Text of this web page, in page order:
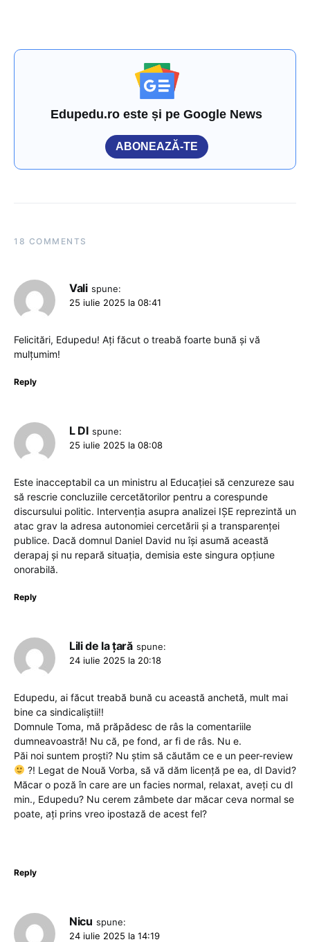
Edupedu.ro este și pe Google News
ABONEAZĂ-TE
18 COMMENTS
Vali spune:
25 iulie 2025 la 08:41
Felicitări, Edupedu! Ați făcut o treabă foarte bună și vă
mulțumim!
Reply
L DI spune:
25 iulie 2025 la 08:08
Este inacceptabil ca un ministru al Educației să cenzureze sau
să rescrie concluziile cercetătorilor pentru a corespunde
discursului politic. Intervenția asupra analizei IȘE reprezintă un
atac grav la adresa autonomiei cercetării și a transparenței
publice. Dacă domnul Daniel David nu își asumă această
derapaj și nu repară situația, demisia este singura opțiune
onorabilă.
Reply
Lili de la țară spune:
24 iulie 2025 la 20:18
Edupedu, ai făcut treabă bună cu această anchetă, mult mai
bine ca sindicaliștii!!
Domnule Toma, mă prăpădesc de râs la comentariile
dumneavoastră! Nu că, pe fond, ar fi de râs. Nu e.
Păi noi suntem proști? Nu știm să căutăm ce e un peer-review
?! Legat de Nouă Vorba, să vă dăm licență pe ea, dl David?
Măcar o poză în care are un facies normal, relaxat, aveți cu dl
min., Edupedu? Nu cerem zâmbete dar măcar ceva normal se
poate, ați prins vreo ipostază de acest fel?
Reply
Nicu spune:
24 iulie 2025 la 14:19